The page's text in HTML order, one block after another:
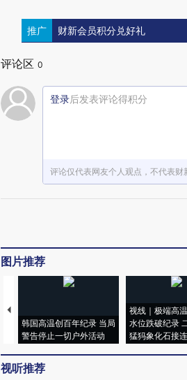
推广 财新会员积分兑好礼
评论区 0
登录后发表评论得积分
评论仅代表网友个人观点，不代表财
图片推荐
韩国高温创百年纪录 当局
警告停止一切户外活动
视线｜极端高
水位跌破纪录
猛犸象化石接
视听推荐